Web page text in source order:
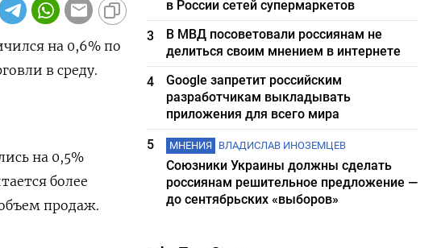
​на ​0,6% ​по
в ​среду.
​на ‌0,5%
​более
продаж.
в России сетей супермаркетов
3
В МВД посоветовали россиянам не
делиться своим мнением в интернете
4
Google запретит российским
разработчикам выкладывать
приложения для всего мира
5
МНЕНИЯ ВЛАДИСЛАВ ИНОЗЕМЦЕВ
Союзники Украины должны сделать
россиянам решительное предложение —
до сентябрьских «выборов»